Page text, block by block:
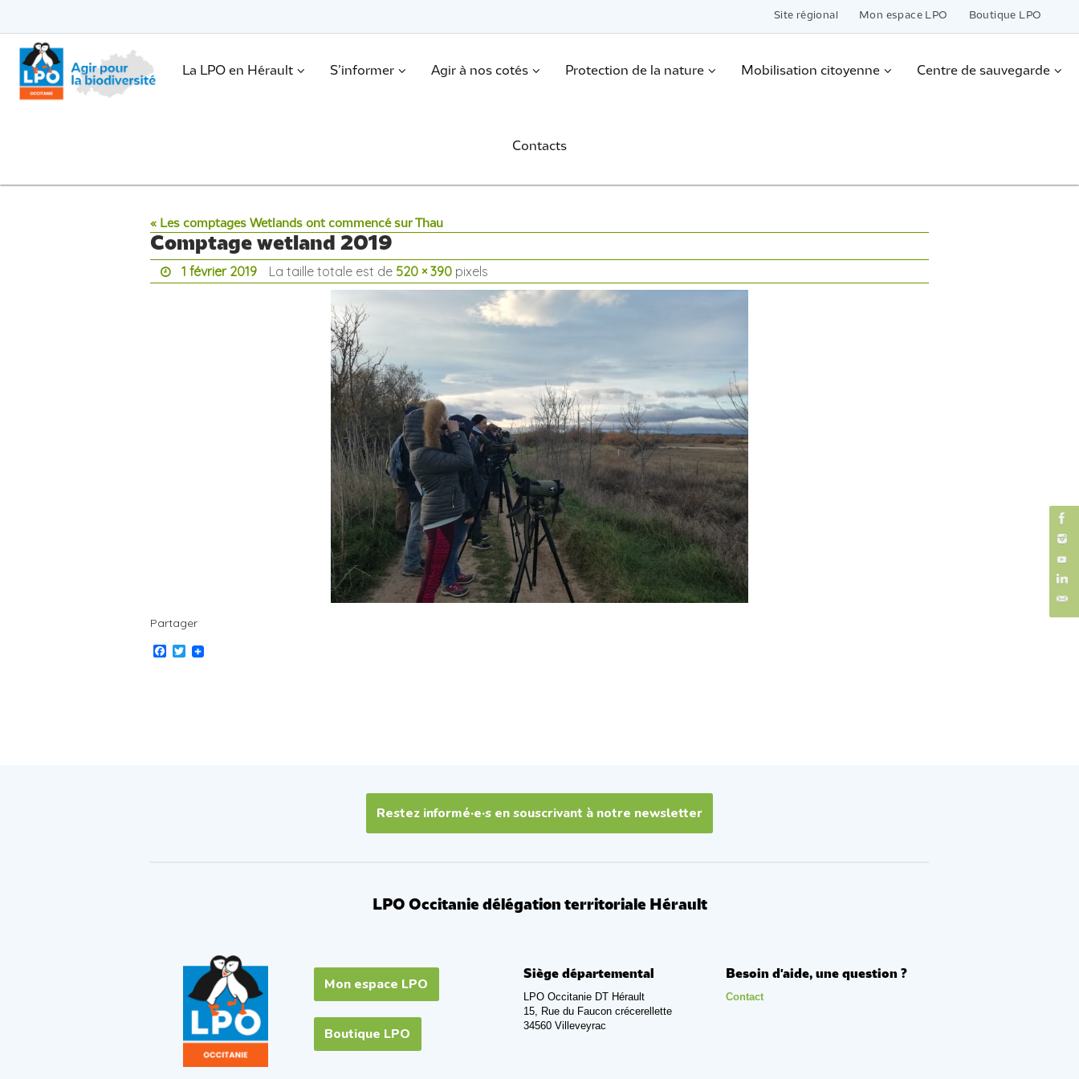
le
contenu
Site régional Mon espace LPO Boutique LPO
Passer
contenu
. La LPO en Hérault S’informer Agir à nos cotés Protection de la nature Mobilisation citoyenne Centre de sauvegarde
Contacts
« Les comptages Wetlands ont commencé sur Thau
Comptage wetland 2019
1 février 2019 La taille totale est de 520 × 390pixels
Partager
Facebook
Twitter
Restez informé·e·s en souscrivant à notre newsletter
LPO Occitanie délégation territoriale Hérault
Mon espace LPO
Boutique LPO
Siège départemental
LPO Occitanie DT Hérault
15, Rue du Faucon crécerellette
34560 Villeveyrac
Besoin d'aide, une question ?
Contact